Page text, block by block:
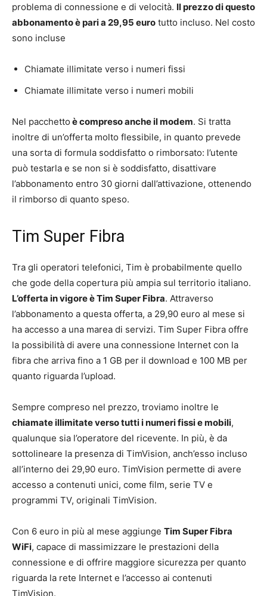
problema di connessione e di velocità. Il prezzo di questo
abbonamento è pari a 29,95 euro tutto incluso. Nel costo
sono incluse
Chiamate illimitate verso i numeri fissi
Chiamate illimitate verso i numeri mobili
Nel pacchetto è compreso anche il modem. Si tratta
inoltre di un’offerta molto flessibile, in quanto prevede
una sorta di formula soddisfatto o rimborsato: l’utente
può testarla e se non si è soddisfatto, disattivare
l’abbonamento entro 30 giorni dall’attivazione, ottenendo
il rimborso di quanto speso.
Tim Super Fibra
Tra gli operatori telefonici, Tim è probabilmente quello
che gode della copertura più ampia sul territorio italiano.
L’offerta in vigore è Tim Super Fibra. Attraverso
l’abbonamento a questa offerta, a 29,90 euro al mese si
ha accesso a una marea di servizi. Tim Super Fibra offre
la possibilità di avere una connessione Internet con la
fibra che arriva fino a 1 GB per il download e 100 MB per
quanto riguarda l’upload.
Sempre compreso nel prezzo, troviamo inoltre le
chiamate illimitate verso tutti i numeri fissi e mobili,
qualunque sia l’operatore del ricevente. In più, è da
sottolineare la presenza di TimVision, anch’esso incluso
all’interno dei 29,90 euro. TimVision permette di avere
accesso a contenuti unici, come film, serie TV e
programmi TV, originali TimVision.
Con 6 euro in più al mese aggiunge Tim Super Fibra
WiFi, capace di massimizzare le prestazioni della
connessione e di offrire maggiore sicurezza per quanto
riguarda la rete Internet e l’accesso ai contenuti
TimVision.